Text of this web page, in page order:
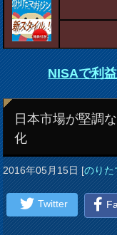
NISAで利
日本市場が堅調
化
2016年05月15日[のりた
Twitter